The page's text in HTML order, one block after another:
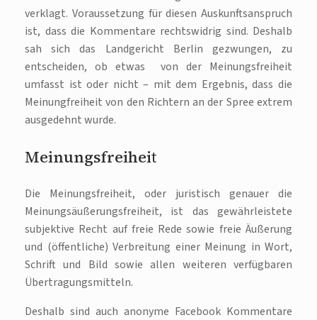
verklagt. Voraussetzung für diesen Auskunftsanspruch
ist, dass die Kommentare rechtswidrig sind. Deshalb
sah sich das Landgericht Berlin gezwungen, zu
entscheiden, ob etwas von der Meinungsfreiheit
umfasst ist oder nicht – mit dem Ergebnis, dass die
Meinungfreiheit von den Richtern an der Spree extrem
ausgedehnt wurde.
Meinungsfreiheit
Die Meinungsfreiheit, oder juristisch genauer die
Meinungsäußerungsfreiheit, ist das gewährleistete
subjektive Recht auf freie Rede sowie freie Äußerung
und (öffentliche) Verbreitung einer Meinung in Wort,
Schrift und Bild sowie allen weiteren verfügbaren
Übertragungsmitteln.
Deshalb sind auch anonyme Facebook Kommentare